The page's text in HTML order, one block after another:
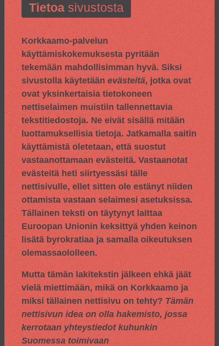
Tietoasivustosta
Korkkaamo-palvelun
käyttämiskokemuksesta pyritään
tekemään mahdollisimman hyvä. Siksi
sivustolla käytetään evästeitä, jotka ovat
ovat yksinkertaisia tietokoneen
nettiselaimen muistiin tallennettavia
tekstitiedostoja. Ne eivät sisällä mitään
luottamuksellisia tietoja. Jatkamalla saitin
käyttämistä oletetaan, että suostut
vastaanottamaan evästeitä. Vastaanotat
evästeitä heti siirtyessäsi tälle
nettisivulle, ellet sitten ole estänyt niiden
ottamista vastaan selaimesi asetuksissa.
Tällainen teksti on täytynyt laittaa
Euroopan Unionin keksittyä yhden keinon
lisätä byrokratiaa ja samalla oikeutuksen
olemassaololleen.
Mutta tämän lakitekstin jälkeen ehkä jäät
vielä miettimään, mikä on Korkkaamo ja
miksi tällainen nettisivu on tehty? Tämän
nettisivun idea on olla hakemisto, jossa
kerrotaan yhteystiedot kuhunkin
Suomessa toimivaan